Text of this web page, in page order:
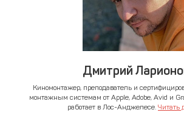
Дмитрий
Киномонтажер, преподаватель и
монтажным системам от Apple, Adobe, Avid и
работает в Лос-Анджелесе. Читать